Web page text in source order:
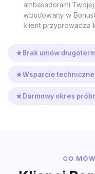
ambasadorami
wbudowany w
klient przyprowadza
Brak umów
Wsparcie
Darmowy okres
CO